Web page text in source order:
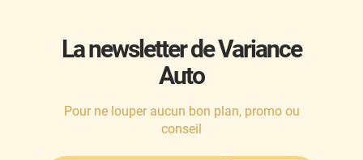
La newsletter de Variance
Auto
Pour ne louper aucun bon plan, promo ou
conseil